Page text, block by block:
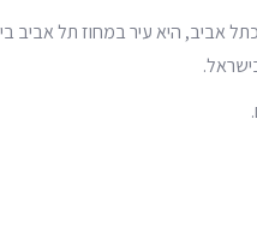
אביב, היא עיר במחוז תל אביב